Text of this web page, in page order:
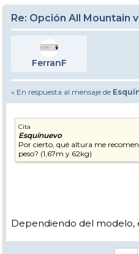
Re: Opción All Mountain
FerranF
» En respuesta al mensaje de
Cita
Esquínuevo
Por cierto, qué altura me
peso? (1,67m y 62kg)
Dependiendo del modelo,